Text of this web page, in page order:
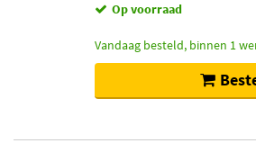
Op voorraad
Vandaag besteld, binnen 1